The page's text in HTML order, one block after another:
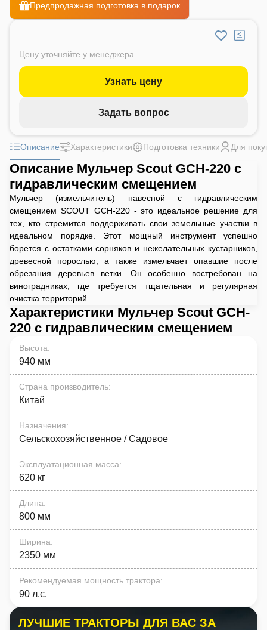
Предпродажная подготовка в подарок
Цену уточняйте у менеджера
Узнать цену
Задать вопрос
Описание Характеристики Подготовка техники Для
Описание Мульчер Scout GCH-220 с
гидравлическим смещением
Мульчер (измельчитель) навесной с гидравлическим
смещением SCOUT GCH-220 - это идеальное решение для
тех, кто стремится поддерживать свои земельные участки в
идеальном порядке. Этот мощный инструмент успешно
борется с остатками сорняков и нежелательных кустарников,
древесной порослью, а также измельчает опавшие после
обрезания деревьев ветки. Он особенно востребован на
виноградниках, где требуется тщательная и регулярная
очистка территорий.
Характеристики Мульчер Scout GCH-
220 с гидравлическим смещением
Высота:
940 мм
Страна производитель:
Китай
Назначения:
Сельскохозяйственное / Садовое
Эксплуатационная масса:
620 кг
Длина:
800 мм
Ширина:
2350 мм
Рекомендуемая мощность трактора:
90 л.с.
ЛУЧШИЕ ТРАКТОРЫ ДЛЯ ВАС ЗА